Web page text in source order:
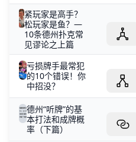
紧玩家是高手？
松玩家是鱼？—
10条德州扑克常
见谬论之上篇
亏损牌手最常犯
的10个错误！你
中招没？
德州“听牌”的基
本打法和成牌概
率（下篇）